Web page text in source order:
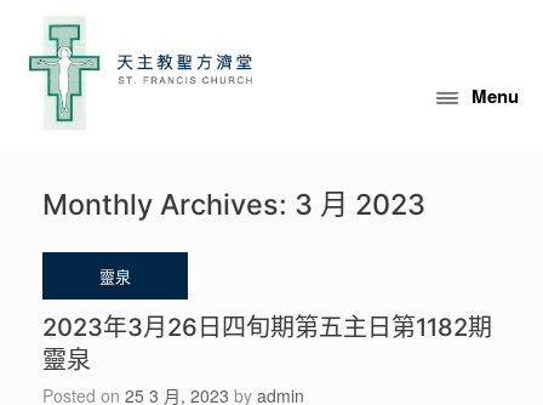
content
Menu
Monthly Archives: 3 月 2023
2023年3月26日四旬期第五主日第1182期
靈泉
Posted on 25 3 月, 2023 by admin